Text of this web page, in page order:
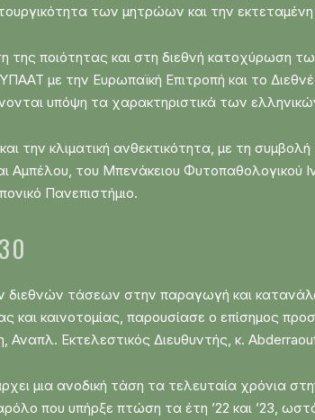
των μητρώων και την
ποιότητας και στη διεθνή κατοχύρωση
με την Ευρωπαϊκή Επιτροπή και το
υπόψη τα χαρακτηριστικά των
και την κλιματική ανθεκτικότητα, με τη
Αμπέλου, του Μπενάκειου Φυτοπαθολογικού
Πανεπιστήμιο.
διεθνών τάσεων στην παραγωγή και
καινοτομίας, παρουσίασε ο επίσημος
Εκτελεστικός Διευθυντής, κ.
μια ανοδική τάση τα τελευταία χρόνια
που υπήρξε πτώση τα έτη ’22 και ’23,